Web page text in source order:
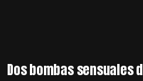
Dos bombas sensuales